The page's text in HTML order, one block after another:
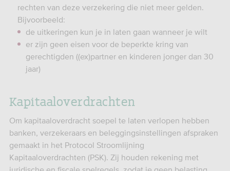
rechten van deze verzekering die niet meer gelden.
Bijvoorbeeld:
de uitkeringen kun je in laten gaan wanneer je wilt
er zijn geen eisen voor de beperkte kring van
gerechtigden ((ex)partner en kinderen jonger dan 30
jaar)
Kapitaaloverdrachten
Om kapitaaloverdracht soepel te laten verlopen hebben
banken, verzekeraars en beleggingsinstellingen afspraken
gemaakt in het Protocol Stroomlijning
Kapitaaloverdrachten (PSK). Zij houden rekening met